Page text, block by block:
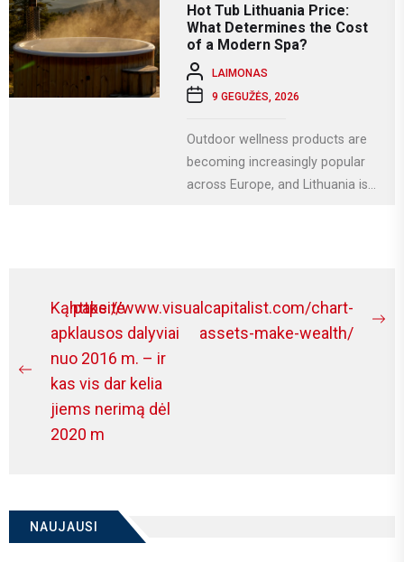
Hot Tub Lithuania Price:
What Determines the Cost
of a Modern Spa?
LAIMONAS
9 GEGUŽĖS, 2026
Outdoor wellness products are
becoming increasingly popular
across Europe, and Lithuania is
Navigacija
tarp
įrašų
Previous
post:
Ką pakeitė
apklausos dalyviai
nuo 2016 m. – ir
kas vis dar kelia
jiems nerimą dėl
2020 m
https://www.visualcapitalist.com/chart-
assets-make-wealth/
NAUJAUSI